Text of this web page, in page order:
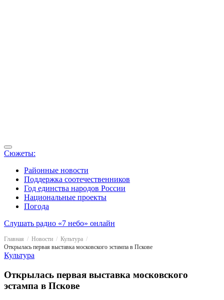
Сюжеты:
Районные новости
Поддержка соотечественников
Год единства народов России
Национальные проекты
Погода
Слушать радио «7 небо» онлайн
Главная Новости
Культура
Открылась первая выставка московского эстампа в Пскове
Культура
Открылась первая выставка московского
эстампа в Пскове